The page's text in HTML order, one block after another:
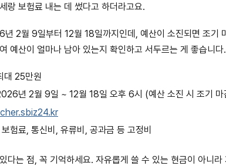
랑 보험료 내는 데 썼다고 하더라고요.
2월 9일부터 12월 18일까지인데, 예산이 소진되면 조기
예산이 얼마나 남아 있는지 확인하고 서두르는 게 좋습니다.
대 25만원
년 2월 9일 ~ 12월 18일 오후 6시 (예산 소진 시 조기 마
험료, 통신비, 유류비, 공과금 등 고정비
다는 점, 꼭 기억하세요. 자유롭게 쓸 수 있는 현금이 아니라